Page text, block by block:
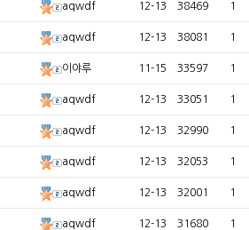
aqwdf 12-13 38469 1
aqwdf 12-13 38081 1
이야루 11-15 33597 1
aqwdf 12-13 33051 1
aqwdf 12-13 32990 1
aqwdf 12-13 32053 1
aqwdf 12-13 32001 1
aqwdf 12-13 31680 1